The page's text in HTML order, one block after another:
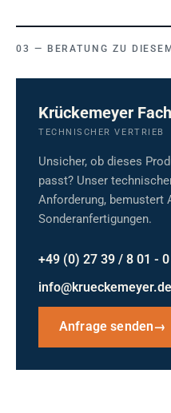
BERATUNG ZU
Krückemeyer
TECHNISCHER VERTRIEB
Unsicher, ob dieses
passt? Unser
Anforderung, bemustert
Sonderanfertigungen.
+49 (0) 27 39 / 8 01 - 0
info@krueckemeyer.de
Anfrage senden→